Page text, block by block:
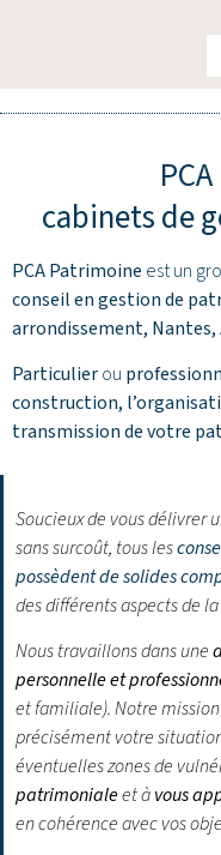
cabinets de
PCA Patrimoine est un
conseil en gestion de
arrondissement, Nantes,
Particulierou
construction,
transmission de votre
Soucieux de vous délivrer
sans surcoût, tous les
possèdent de solides
des différents aspects de
Nous travaillons dans une
personnelle et
et familiale). Notre
précisément votre
éventuelles zones de
patrimonialeet àvous
en cohérence avec vos